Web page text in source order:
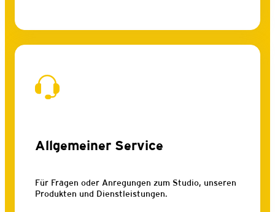
Allgemeiner Service
Für Fragen oder Anregungen zum Studio, unseren
Produkten und Dienstleistungen.